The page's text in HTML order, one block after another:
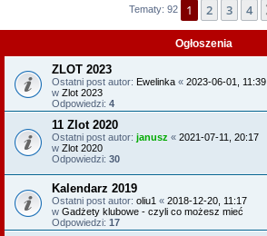
Tematy: 92 1 2 3 4
Ogłoszenia
ZLOT 2023
Ostatni post autor: Ewelinka « 2023-06-01, 11:39
w Zlot 2023
Odpowiedzi: 4
11 Zlot 2020
Ostatni post autor: janusz « 2021-07-11, 20:17
w Zlot 2020
Odpowiedzi: 30
Kalendarz 2019
Ostatni post autor: oliu1 « 2018-12-20, 11:17
w Gadżety klubowe - czyli co możesz mieć
Odpowiedzi: 17